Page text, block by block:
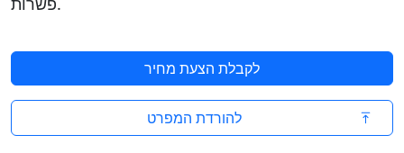
לקבלת הצעת מחיר
להורדת המפרט